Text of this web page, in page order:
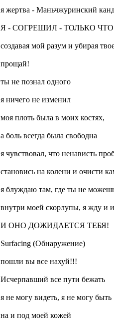
я жертва - Маньчжуринский
Я - СОГРЕШИЛ - ТОЛЬКО ЧТО
создавая мой разум и убирая
прощай!
ты не познал одного
я ничего не изменил
моя плоть была в моих костях,
а боль всегда была свободна
я чувствовал, что ненависть
становись на колени и очисти
я блуждаю там, где ты не
внутри моей скорлупы, я жду и
И ОНО ДОЖИДАЕТСЯ ТЕБЯ!
Surfacing (Обнаружение)
пошли вы все нахуй!!!
Исчерпавший все пути бежать
я не могу видеть, я не могу быть
на и под моей кожей